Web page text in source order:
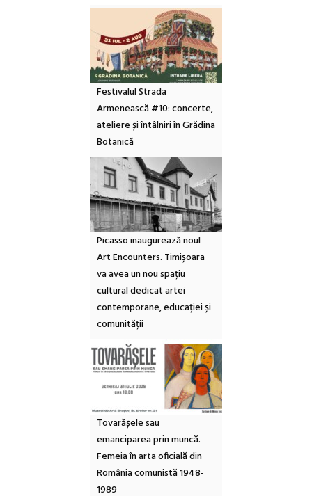
Festivalul Strada
Armenească #10: concerte,
ateliere și întâlniri în Grădina
Botanică
Picasso inaugurează noul
Art Encounters. Timișoara
va avea un nou spațiu
cultural dedicat artei
contemporane, educației și
comunității
Tovarășele sau
emanciparea prin muncă.
Femeia în arta oficială din
România comunistă 1948-
1989